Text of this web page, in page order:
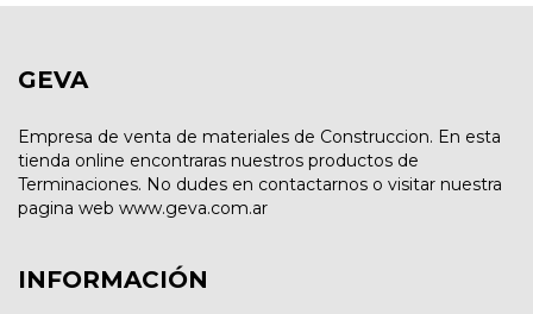
GEVA
Empresa de venta de materiales de Construccion. En esta
tienda online encontraras nuestros productos de
Terminaciones. No dudes en contactarnos o visitar nuestra
pagina web www.geva.com.ar
INFORMACIÓN